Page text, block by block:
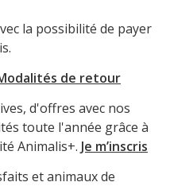
la possibilité de payer
de retour
d'offres avec nos
toute l'année grâce à
Animalis+. Je m’inscris
et animaux de